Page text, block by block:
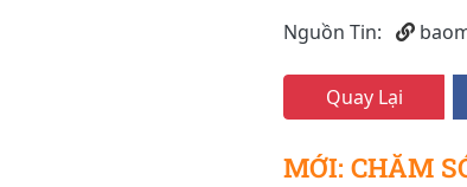
Nguồn Tin:
Quay Lại
MỚI: CHĂM